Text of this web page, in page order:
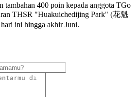
tambahan 400 poin kepada anggota TGo
THSR "Huakuichedijing Park" (花魁
ini hingga akhir Juni.